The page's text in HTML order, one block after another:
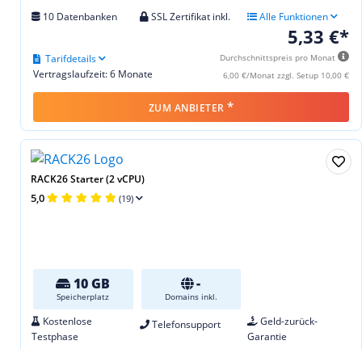
10 Datenbanken SSL Zertifikat inkl. Alle Funktionen
5,33 €*
Durchschnittspreis pro Monat
6,00 €/Monat zzgl. Setup 10,00 €
Vertragslaufzeit: 6 Monate
Tarifdetails
ZUM ANBIETER *
RACK26 Starter (2 vCPU)
5,0 (19)
10 GB
Speicherplatz
-
Domains inkl.
Kostenlose
Testphase
Telefonsupport
Geld-zurück-
Garantie